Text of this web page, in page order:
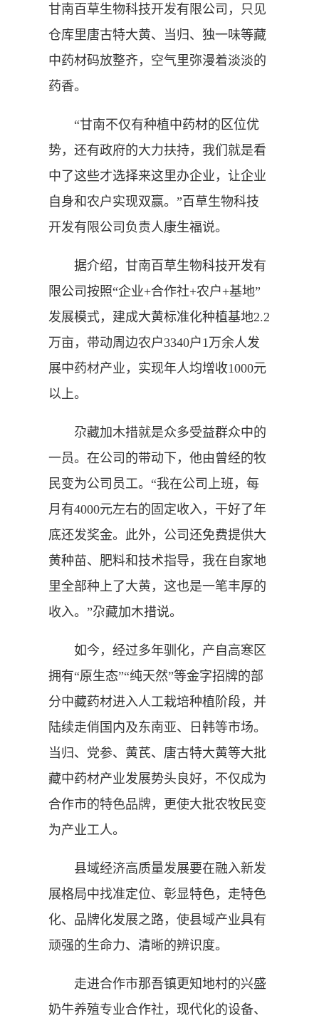
甘南百草生物科技开发有限公司，只见
仓库里唐古特大黄、当归、独一味等藏
中药材码放整齐，空气里弥漫着淡淡的
药香。
“甘南不仅有种植中药材的区位优
势，还有政府的大力扶持，我们就是看
中了这些才选择来这里办企业，让企业
自身和农户实现双赢。”百草生物科技
开发有限公司负责人康生福说。
据介绍，甘南百草生物科技开发有
限公司按照“企业+合作社+农户+基地”
发展模式，建成大黄标准化种植基地2.2
万亩，带动周边农户3340户1万余人发
展中药材产业，实现年人均增收1000元
以上。
尕藏加木措就是众多受益群众中的
一员。在公司的带动下，他由曾经的牧
民变为公司员工。“我在公司上班，每
月有4000元左右的固定收入，干好了年
底还发奖金。此外，公司还免费提供大
黄种苗、肥料和技术指导，我在自家地
里全部种上了大黄，这也是一笔丰厚的
收入。”尕藏加木措说。
如今，经过多年驯化，产自高寒区
拥有“原生态”“纯天然”等金字招牌的部
分中藏药材进入人工栽培种植阶段，并
陆续走俏国内及东南亚、日韩等市场。
当归、党参、黄芪、唐古特大黄等大批
藏中药材产业发展势头良好，不仅成为
合作市的特色品牌，更使大批农牧民变
为产业工人。
县域经济高质量发展要在融入新发
展格局中找准定位、彰显特色，走特色
化、品牌化发展之路，使县域产业具有
顽强的生命力、清晰的辨识度。
走进合作市那吾镇更知地村的兴盛
奶牛养殖专业合作社，现代化的设备、